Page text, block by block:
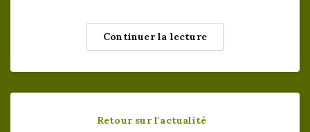
Continuer la lecture
Retour sur l'actualité